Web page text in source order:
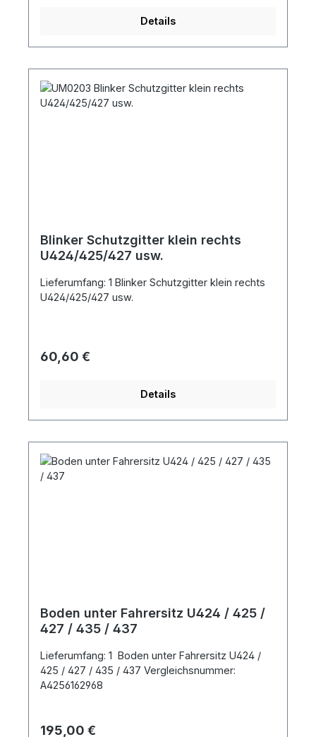
Details
Blinker Schutzgitter klein rechts
U424/425/427 usw.
Lieferumfang: 1 Blinker Schutzgitter klein rechts
U424/425/427 usw.
Regulärer Preis:
60,60 €
Details
Boden unter Fahrersitz U424 / 425 /
427 / 435 / 437
Lieferumfang: 1 Boden unter Fahrersitz U424 /
425 / 427 / 435 / 437 Vergleichsnummer:
A4256162968
Regulärer Preis:
195,00 €